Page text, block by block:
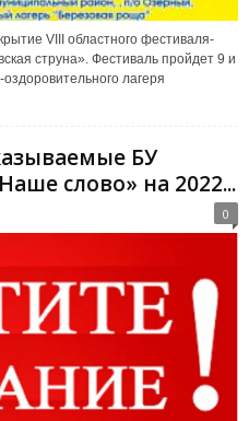
VIII областного фестиваля-
струна». Фестиваль пройдет 9 и
лагеря
БУ
слово» на 2022...
0